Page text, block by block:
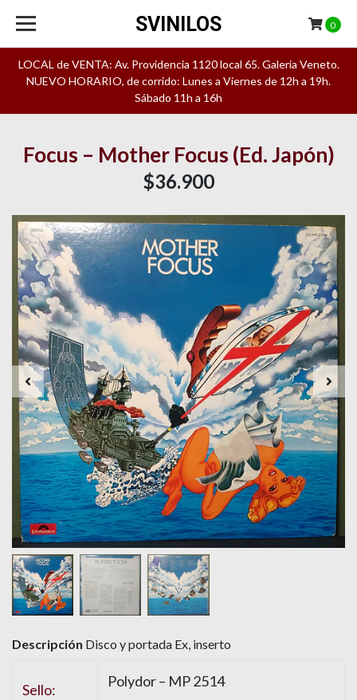
LOCAL de VENTA: Av. Providencia 1120 local 65. Galeria Veneto.
NUEVO HORARIO, de corrido: Lunes a Viernes de 12h a 19h.
Sábado 11h a 16h
SVINILOS 0
Focus – Mother Focus (Ed. Japón)
$36.900
Descripción Disco y portada Ex, inserto
Sello: Polydor – MP 2514